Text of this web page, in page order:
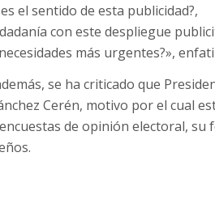
el sentido de esta publicidad?,
con este despliegue
más urgentes?»,
se ha criticado que
Cerén, motivo por el cual
de opinión electoral, su